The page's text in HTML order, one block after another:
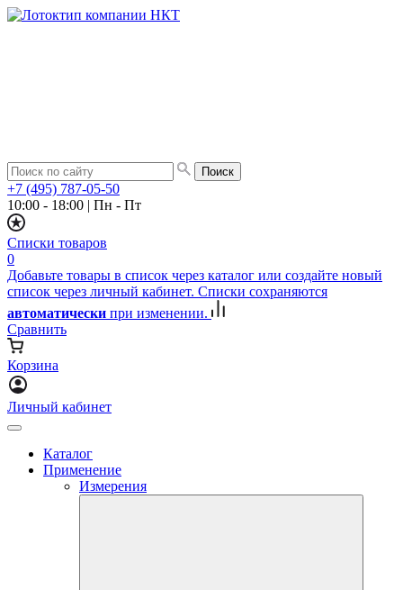
+7 (495) 787-05-50
10:00 - 18:00 | Пн - Пт
Списки товаров
0
Добавьте товары в список через каталог или создайте новый
список через личный кабинет. Списки сохраняются
автоматически при изменении.
Сравнить
Корзина
Личный кабинет
Каталог
Применение
Измерения